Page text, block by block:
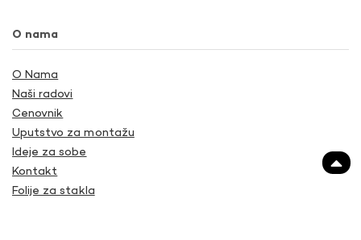
O nama
O Nama
Naši radovi
Cenovnik
Uputstvo za montažu
Ideje za sobe
Kontakt
Folije za stakla